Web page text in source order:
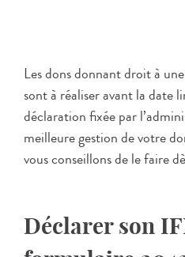
Les dons donnant droit à
sont à réaliser avant la date
déclaration fixée par
meilleure gestion de votre
vous conseillons de le faire
Déclarer son